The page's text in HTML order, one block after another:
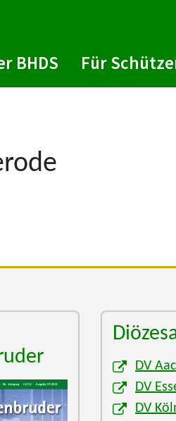
BHDS Für
DV
DV
DV